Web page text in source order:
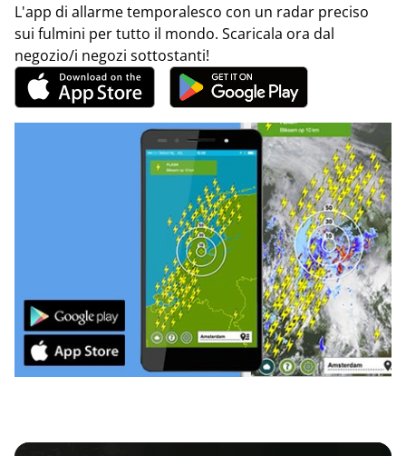
L'app di allarme temporalesco con un radar preciso
sui fulmini per tutto il mondo. Scaricala ora dal
negozio/i negozi sottostanti!